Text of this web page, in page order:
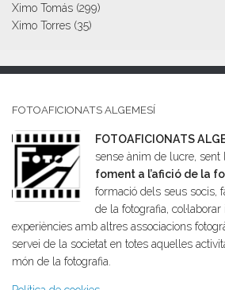
Ximo Tomás (299)
Ximo Torres (35)
FOTOAFICIONATS ALGEMESÍ
FOTOAFICIONATS
sense ànim de lucre, sent
foment a l’afició de la
formació dels seus socis,
de la fotografia,
experiències amb altres associacions
servei de la societat en totes aquelles
món de la fotografia.